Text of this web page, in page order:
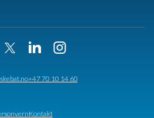
Kontakt
+47 70 10 14 60